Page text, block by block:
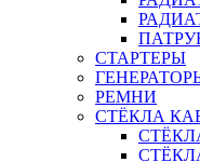
СТАРТЕРЫ
РЕМНИ
СТЁКЛА